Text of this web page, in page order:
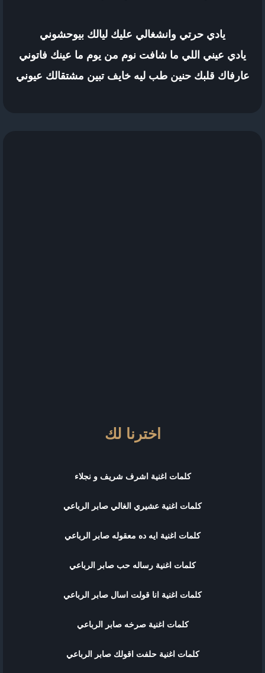
يادي حرتي وانشغالي عليك ليالك بيوحشوني
يادي عيني اللي ما شافت نوم من يوم ما عينك فاتوني
عارفاك قلبك حنين طب ليه خايف تبين مشتقالك عيوني
اخترنا لك
كلمات اغنية اشرف شريف و نجلاء
كلمات اغنية عشيري الغالي صابر الرباعي
كلمات اغنية ايه ده معقوله صابر الرباعي
كلمات اغنية رساله حب صابر الرباعي
كلمات اغنية انا قولت اسال صابر الرباعي
كلمات اغنية صرخه صابر الرباعي
كلمات اغنية حلفت اقولك صابر الرباعي